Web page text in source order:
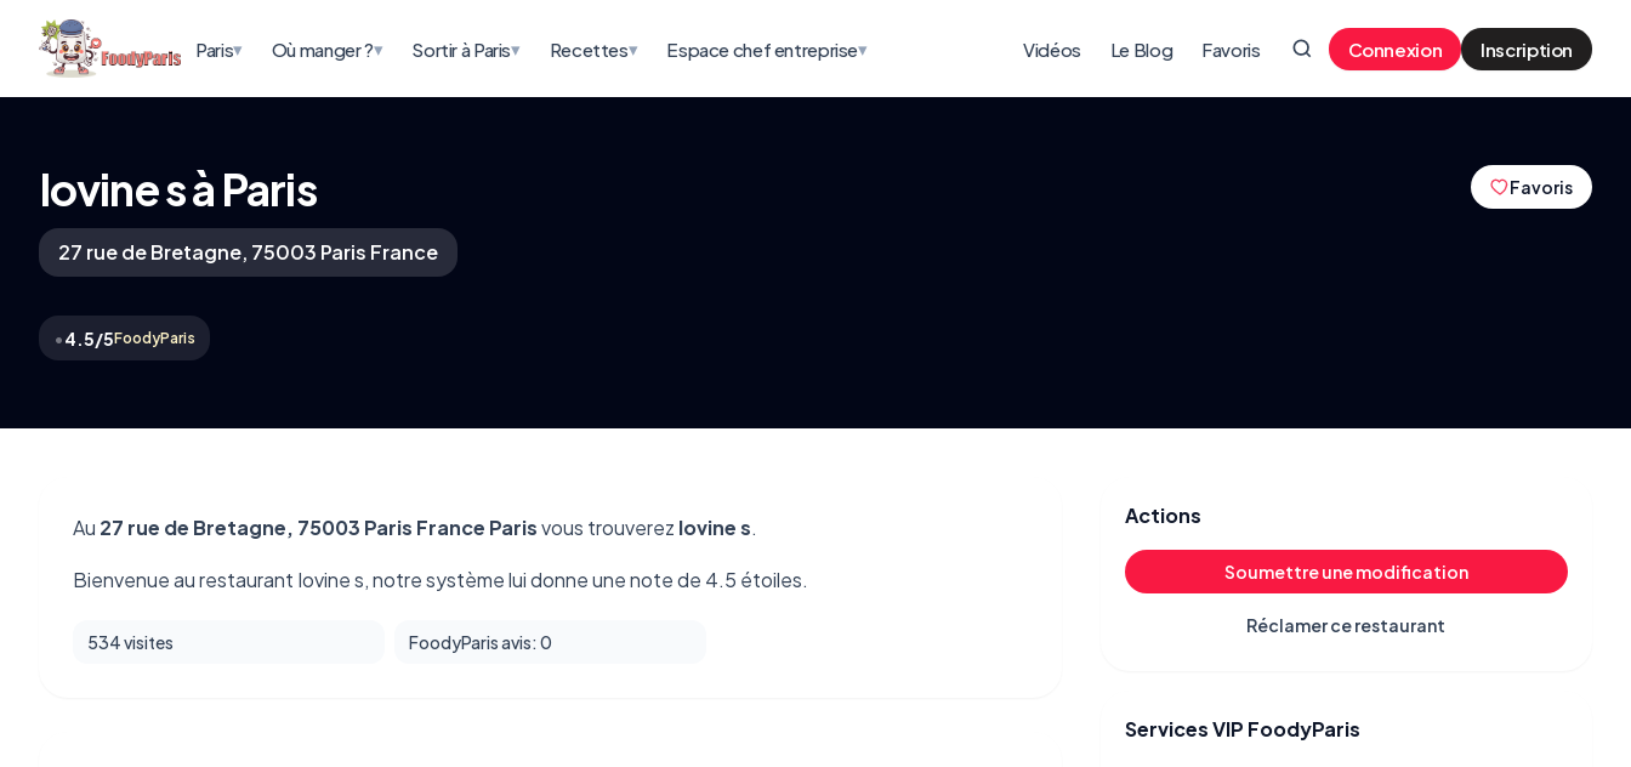
Paris▾ Où manger ?▾ Sortir à Paris▾ Recettes▾ Espace chef entreprise▾ Vidéos Le Blog Favoris Connexion Inscription
Iovine s à Paris
27 rue de Bretagne, 75003 Paris France
•4.5/5FoodyParis
Favoris
Au 27 rue de Bretagne, 75003 Paris France Parisvous trouverez Iovine s.
Bienvenue au restaurant Iovine s, notre système lui donne une note de 4.5 étoiles.
534 visites FoodyParis avis: 0
Actions
Soumettre une modification
Réclamer ce restaurant
Services VIP FoodyParis